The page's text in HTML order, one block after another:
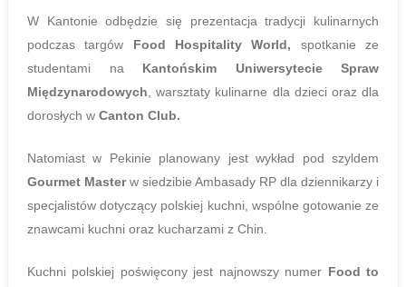
W Kantonie odbędzie się prezentacja tradycji kulinarnych
podczas targów Food Hospitality World, spotkanie ze
studentami na
Kantońskim Uniwersytecie Spraw
Międzynarodowych, warsztaty kulinarne dla dzieci oraz dla
dorosłych w Canton Club.
Natomiast w Pekinie planowany jest wykład pod szyldem
Gourmet Masterw siedzibie Ambasady RP dla dziennikarzy i
specjalistów dotyczący polskiej kuchni, wspólne gotowanie ze
znawcami kuchni oraz kucharzami z Chin.
Kuchni polskiej poświęcony jest najnowszy numer Food to